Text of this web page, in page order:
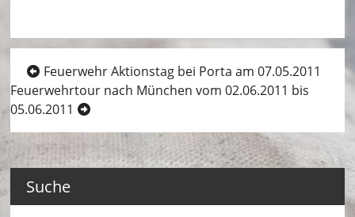
m
–
L
ö
s
c
Beitragsnavigation
Feuerwehr Aktionstag bei Porta am 07.05.2011
Feuerwehrtour nach München vom 02.06.2011 bis
05.06.2011
Suche